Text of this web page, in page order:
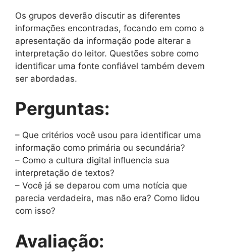
Os grupos deverão discutir as diferentes
informações encontradas, focando em como a
apresentação da informação pode alterar a
interpretação do leitor. Questões sobre como
identificar uma fonte confiável também devem
ser abordadas.
Perguntas:
– Que critérios você usou para identificar uma
informação como primária ou secundária?
– Como a cultura digital influencia sua
interpretação de textos?
– Você já se deparou com uma notícia que
parecia verdadeira, mas não era? Como lidou
com isso?
Avaliação: